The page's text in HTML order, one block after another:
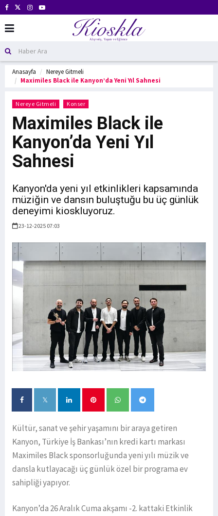
Anasayfa
Nereye Gitmeli
Maximiles Black ile Kanyon’da Yeni Yıl Sahnesi
Nereye Gitmeli Konser
Maximiles Black ile
Kanyon’da Yeni Yıl
Sahnesi
Kanyon'da yeni yıl etkinlikleri kapsamında
müziğin ve dansın buluştuğu bu üç günlük
deneyimi kioskluyoruz.
23-12-2025 07:03
Kültür, sanat ve şehir yaşamını bir araya getiren
Kanyon, Türkiye İş Bankası’nın kredi kartı markası
Maximiles Black sponsorluğunda yeni yılı müzik ve
dansla kutlayacağı üç günlük özel bir programa ev
sahipliği yapıyor.
Kanyon’da 26 Aralık Cuma akşamı -2. kattaki Etkinlik